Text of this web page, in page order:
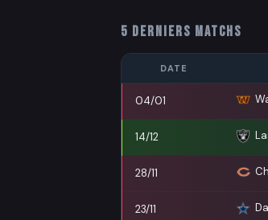
5 DERNIERS MATCHS
DATE
04/01
14/12
28/11
23/11